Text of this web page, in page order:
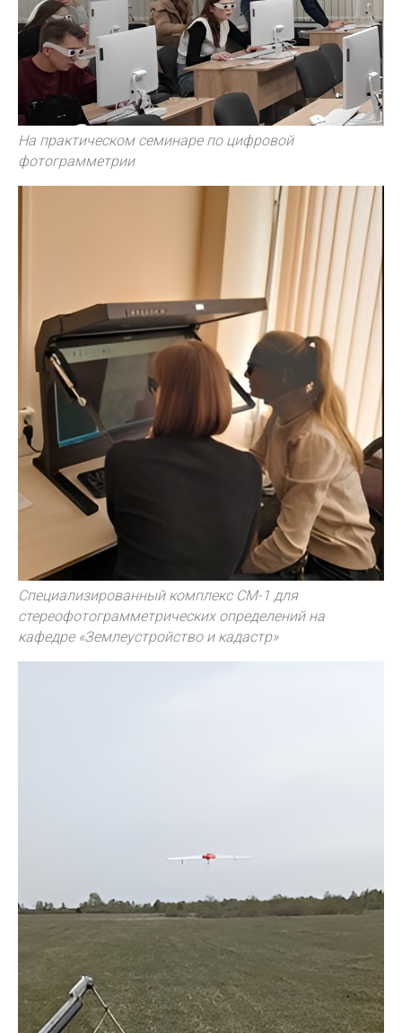
На практическом семинаре по цифровой
фотограмметрии
Специализированный комплекс СМ-1 для
стереофотограмметрических определений на
кафедре «Землеустройство и кадастр»